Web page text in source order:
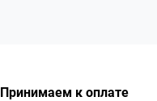
Принимаем к оплате